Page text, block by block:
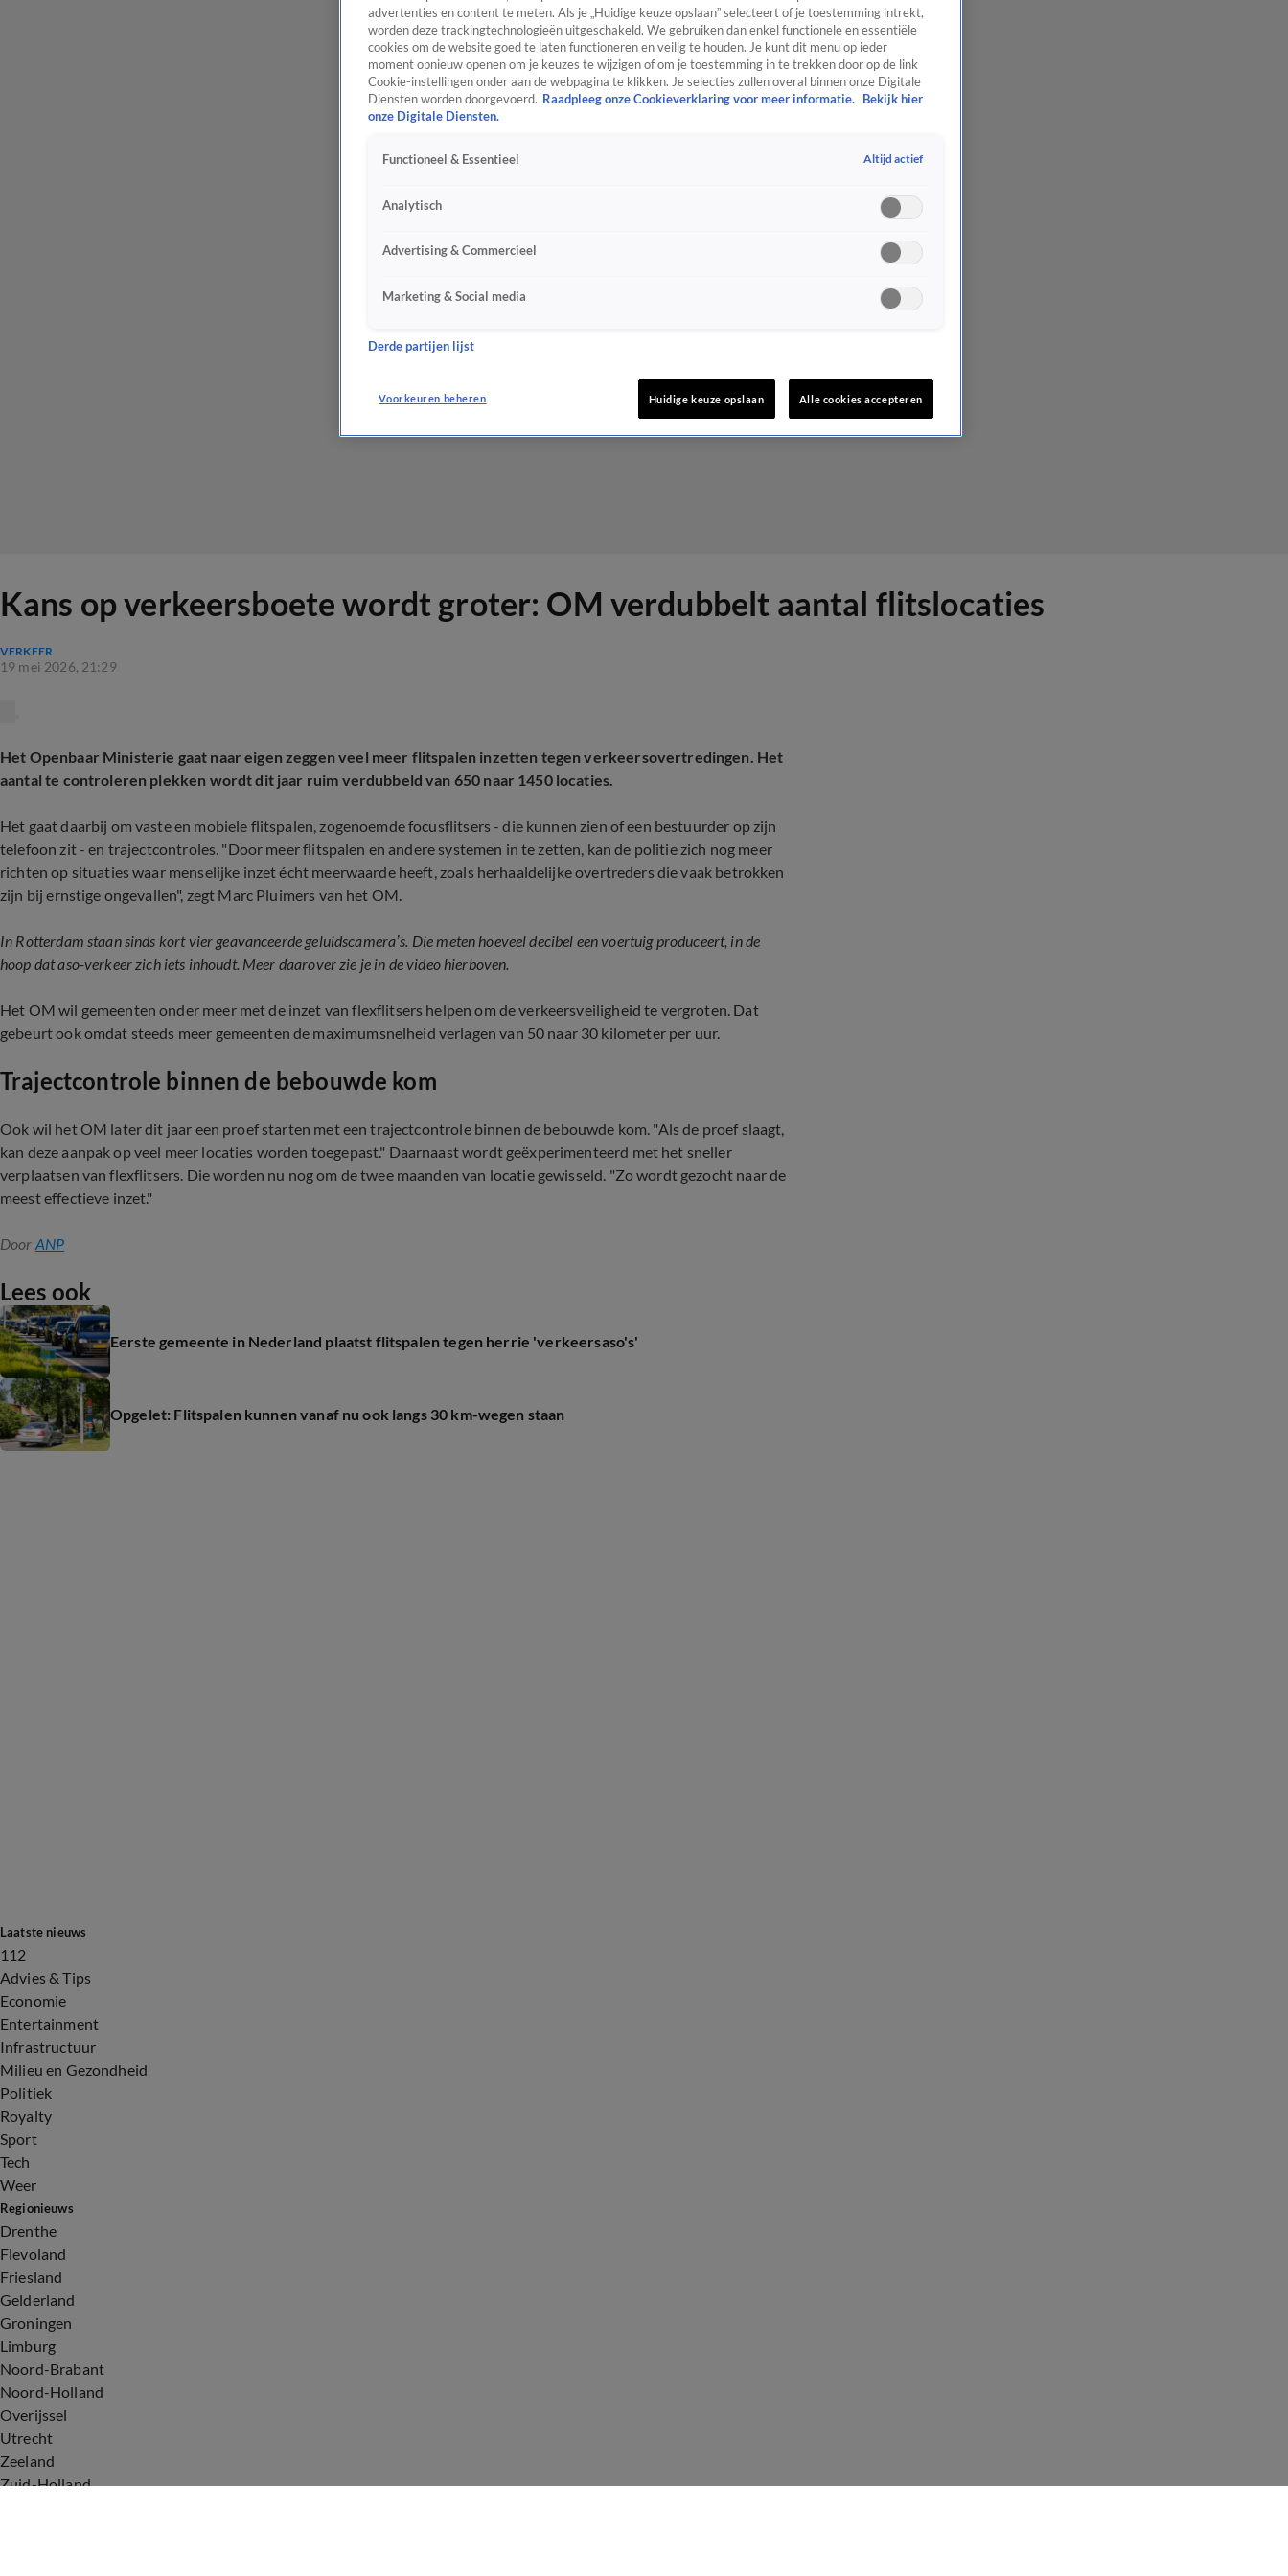
Kans op verkeersboete wordt groter: OM verdubbelt aantal flitslocaties
VERKEER
19 mei 2026, 21:29
Het Openbaar Ministerie gaat naar eigen zeggen veel meer flitspalen inzetten tegen verkeersovertredingen. Het
aantal te controleren plekken wordt dit jaar ruim verdubbeld van 650 naar 1450 locaties.
Het gaat daarbij om vaste en mobiele flitspalen, zogenoemde focusflitsers - die kunnen zien of een bestuurder op zijn
telefoon zit - en trajectcontroles. "Door meer flitspalen en andere systemen in te zetten, kan de politie zich nog meer
richten op situaties waar menselijke inzet écht meerwaarde heeft, zoals herhaaldelijke overtreders die vaak betrokken
zijn bij ernstige ongevallen", zegt Marc Pluimers van het OM.
In Rotterdam staan sinds kort vier geavanceerde geluidscamera’s. Die meten hoeveel decibel een voertuig produceert, in de
hoop dat aso-verkeer zich iets inhoudt. Meer daarover zie je in de video hierboven.
Het OM wil gemeenten onder meer met de inzet van flexflitsers helpen om de verkeersveiligheid te vergroten. Dat
gebeurt ook omdat steeds meer gemeenten de maximumsnelheid verlagen van 50 naar 30 kilometer per uur.
Trajectcontrole binnen de bebouwde kom
Ook wil het OM later dit jaar een proef starten met een trajectcontrole binnen de bebouwde kom. "Als de proef slaagt,
kan deze aanpak op veel meer locaties worden toegepast." Daarnaast wordt geëxperimenteerd met het sneller
verplaatsen van flexflitsers. Die worden nu nog om de twee maanden van locatie gewisseld. "Zo wordt gezocht naar de
meest effectieve inzet."
Door ANP
Lees ook
Eerste gemeente in Nederland plaatst flitspalen tegen herrie 'verkeersaso's'
Opgelet: Flitspalen kunnen vanaf nu ook langs 30 km-wegen staan
Laatste nieuws
112
Advies & Tips
Economie
Entertainment
Infrastructuur
Milieu en Gezondheid
Politiek
Royalty
Sport
Tech
Weer
Regionieuws
Drenthe
Flevoland
Friesland
Gelderland
Groningen
Limburg
Noord-Brabant
Noord-Holland
Overijssel
Utrecht
Zeeland
Zuid-Holland
advertenties en content te meten. Als je „Huidige keuze opslaan” selecteert of je toestemming intrekt,
worden deze trackingtechnologieën uitgeschakeld. We gebruiken dan enkel functionele en essentiële
cookies om de website goed te laten functioneren en veilig te houden. Je kunt dit menu op ieder
moment opnieuw openen om je keuzes te wijzigen of om je toestemming in te trekken door op de link
Cookie-instellingen onder aan de webpagina te klikken. Je selecties zullen overal binnen onze Digitale
Diensten worden doorgevoerd. Raadpleeg onze Cookieverklaring voor meer informatie.
Bekijk hier
onze Digitale Diensten.
Functioneel & Essentieel Altijd actief
Analytisch
Advertising & Commercieel
Marketing & Social media
Derde partijen lijst
Voorkeuren beheren Huidige keuze opslaan Alle cookies accepteren